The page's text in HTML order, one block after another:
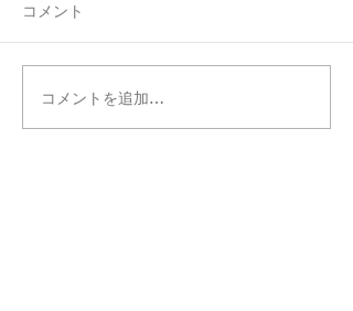
コメント
コメントを追加…